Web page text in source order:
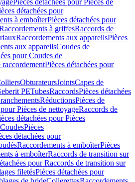
Pièces détachées pour Pièces de
détachées pour
à emboîterPièces détachées pour
à griffesRaccords de
Raccordements aux appareilsPièces
aux appareilsCoudes de
pour Coudes de
Pièces détachées pour
ObturateursJointsCapes de
PETubesRaccordsPièces détachées
RéductionsPièces de
Pièces de nettoyageRaccords de
détachées pour Pièces
CoudesPièces
détachées pour
Raccordements à emboîterPièces
à emboîterRaccords de transition sur
pour Raccords de transition sur
filetésPièces détachées pour